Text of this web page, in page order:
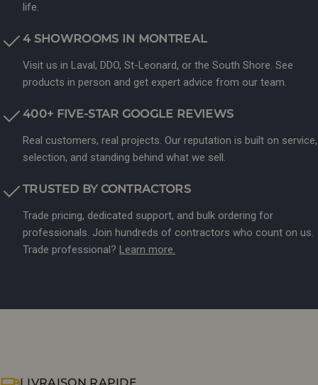
life.
4 SHOWROOMS IN MONTREAL
Visit us in Laval, DDO, St-Leonard, or the South Shore. See
products in person and get expert advice from our team.
400+ FIVE-STAR GOOGLE REVIEWS
Real customers, real projects. Our reputation is built on service,
selection, and standing behind what we sell.
TRUSTED BY CONTRACTORS
Trade pricing, dedicated support, and bulk ordering for
professionals. Join hundreds of contractors who count on us.
Trade professional? Learn more.